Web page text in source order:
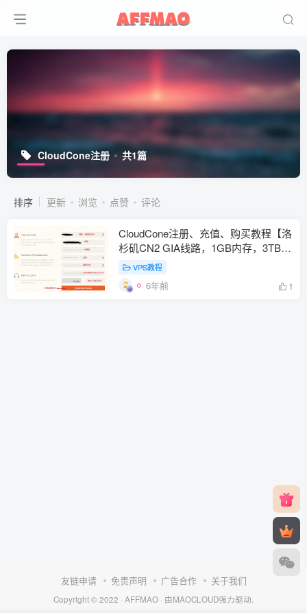
CloudCone注册 共1篇
排序 更新 浏览 点赞 评论
CloudCone注册、充值、购买教程【洛
杉矶CN2 GIA线路，1GB内存，3TB月
流量，月付3.7美金】
VPS教程
6年前 1
友链申请 免责声明 广告合作 关于我们
Copyright © 2022 · AFFMAO · 由MAOCLOUD强力驱动.